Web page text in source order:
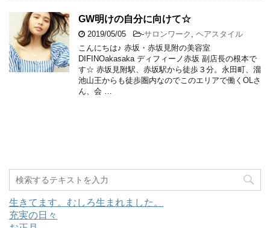
GW明けの自分に向けて☆
2019/05/05 -サロンワーク , ヘアスタイル
こんにちは♪ 赤坂・赤坂見附の美容室
DIFINOakasaka ディフィーノ赤坂 副店長の根本で
す☆ 赤坂見附駅、赤坂駅から徒歩３分。永田町、溜
池山王からも徒歩圏内なのでこのエリアで働くOLさ
ん、会 …
生きてます。むしろ生まれました。
充実の日々